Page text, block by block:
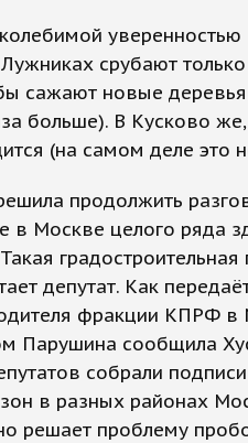
уверенностью
срубают
сажают новые
больше). В Кусково
(на самом деле это
продолжить
в Москве целого ряда
депутат. Как
фракции КПРФ в
Парушина сообщила
собрали подписи
в разных районах
решает проблему